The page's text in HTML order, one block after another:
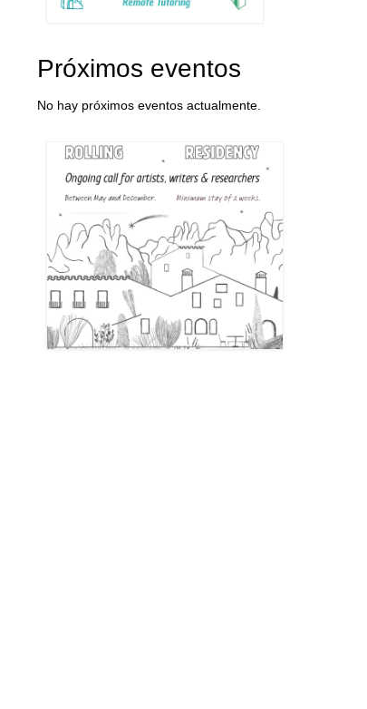
Próximos eventos
No hay próximos eventos actualmente.